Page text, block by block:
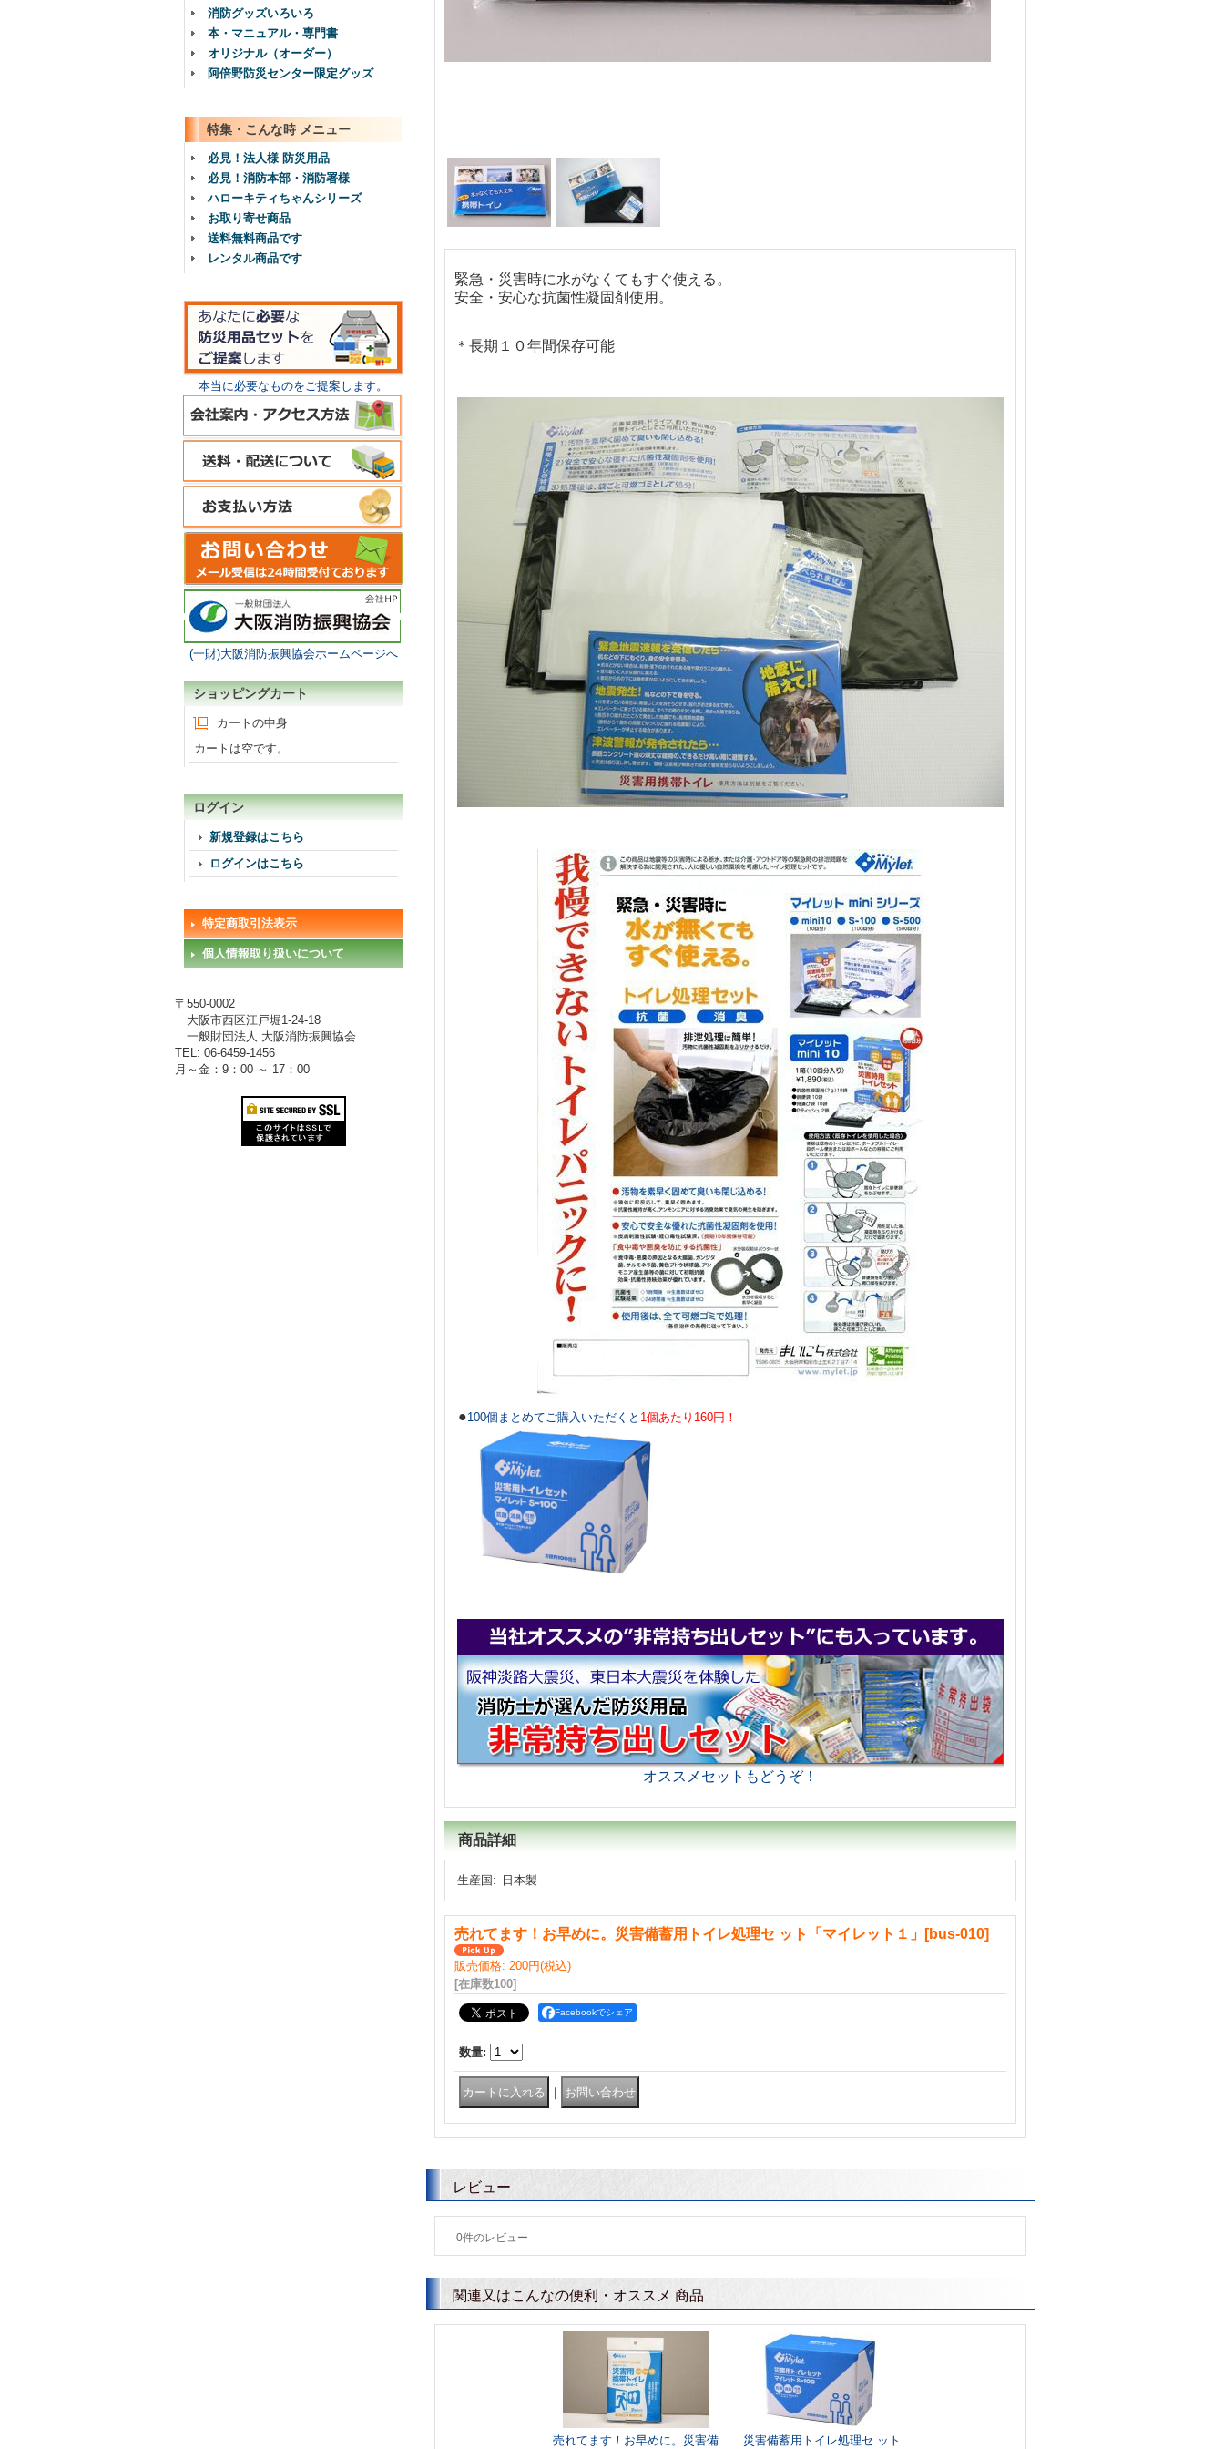
消防グッズいろいろ
本・マニュアル・専門書
オリジナル（オーダー）
阿倍野防災センター限定グッズ
特集・こんな時 メニュー
必見！法人様 防災用品
必見！消防本部・消防署様
ハローキティちゃんシリーズ
お取り寄せ商品
送料無料商品です
レンタル商品です
本当に必要なものをご提案します。
(一財)大阪消防振興協会ホームページへ
ショッピングカート
カートの中身
カートは空です。
ログイン
新規登録はこちら
ログインはこちら
特定商取引法表示
個人情報取り扱いについて
〒550-0002
大阪市西区江戸堀1-24-18
一般財団法人 大阪消防振興協会
TEL: 06-6459-1456
月～金：9：00 ～ 17：00
緊急・災害時に水がなくてもすぐ使える。
安全・安心な抗菌性凝固剤使用。
＊長期１０年間保存可能
●100個まとめてご購入いただくと 1個あたり160円！
オススメセットもどうぞ！
商品詳細
生産国 : 日本製
売れてます！お早めに。災害備蓄用トイレ処理セ ット「マイレット１」 [bus-010]
販売価格: 200円(税込)
[在庫数100]
Facebookでシェア
数量:
｜
レビュー
0件のレビュー
関連又はこんなの便利・オススメ 商品
売れてます！お早めに。災害備 災害備蓄用トイレ処理セ ット